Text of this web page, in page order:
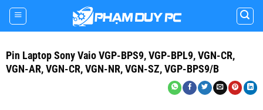
Skip
content
Pin Laptop Sony Vaio VGP-BPS9, VGP-BPL9, VGN-CR,
VGN-AR, VGN-CR, VGN-NR, VGN-SZ, VGP-BPS9/B